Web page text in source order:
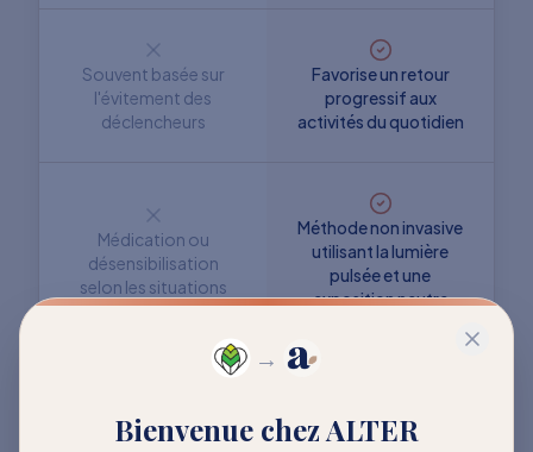
→
Bienvenue chez ALTER
Souvent basée sur
l'évitement des
déclencheurs
Favorise un retour
progressif aux
activités du quotidien
Médication ou
désensibilisation
selon les situations
Méthode non invasive
utilisant la lumière
pulsée et une
exposition neutre
Objectif : mieux vivre
avec la sensibilité
davantage de liberté